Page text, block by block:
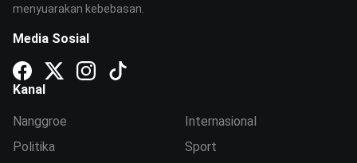
menyuarakan kebebasan.
Media Sosial
Kanal
Nanggroe
Politika
Internasional
Sport